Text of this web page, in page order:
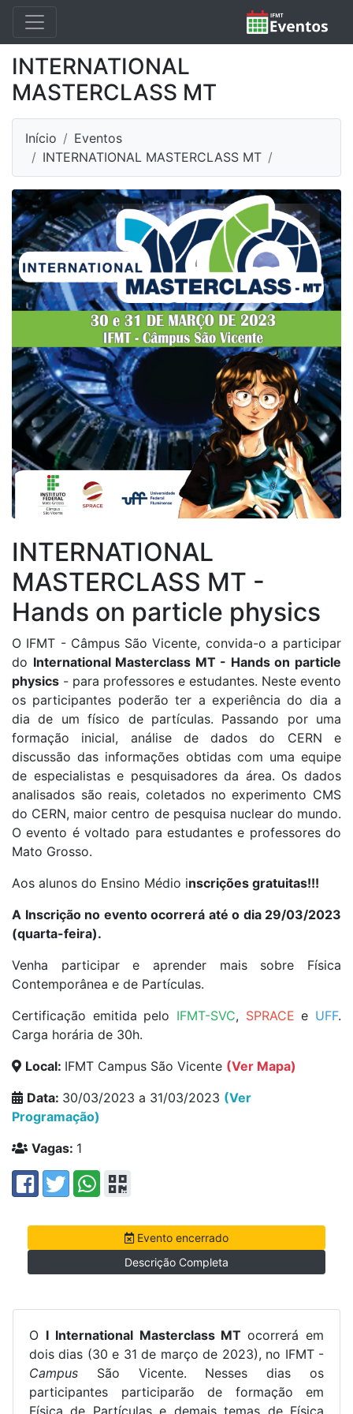
INTERNATIONAL
MASTERCLASS MT
Início
Eventos
INTERNATIONAL MASTERCLASS MT
INTERNATIONAL
MASTERCLASS MT -
Hands on particle physics
O IFMT - Câmpus São Vicente, convida-o a participar
do International Masterclass MT - Hands on particle
physics - para professores e estudantes. Neste evento
os participantes poderão ter a experiência do dia a
dia de um físico de partículas. Passando por uma
formação inicial, análise de dados do CERN e
discussão das informações obtidas com uma equipe
de especialistas e pesquisadores da área. Os dados
analisados são reais, coletados no experimento CMS
do CERN, maior centro de pesquisa nuclear do mundo.
O evento é voltado para estudantes e professores do
Mato Grosso.
Aos alunos do Ensino Médio inscrições gratuitas!!!
A Inscrição no evento ocorrerá até o dia 29/03/2023
(quarta-feira).
Venha participar e aprender mais sobre Física
Contemporânea e de Partículas.
Certificação emitida pelo IFMT-SVC, SPRACE e UFF.
Carga horária de 30h.
Local: IFMT Campus São Vicente (Ver Mapa)
Data: 30/03/2023 a 31/03/2023 (Ver
Programação)
Vagas: 1
Evento encerrado
Descrição Completa
O I International MasterclassMTocorrerá em
dois dias (30 e 31 de março de 2023), no IFMT -
Campus São Vicente. Nesses dias os
participantes participarão de formação em